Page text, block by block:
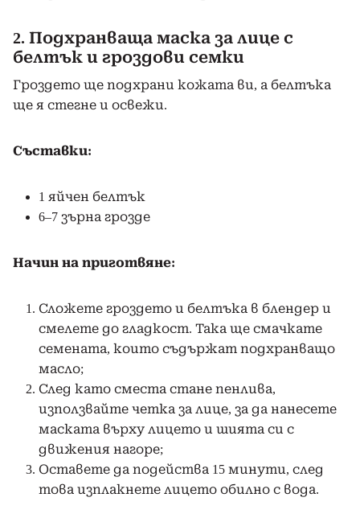
2. Подхранваща маска за лице с
белтък и гроздови семки
Гроздето ще подхрани кожата ви, а белтъка
ще я стегне и освежи.
Съставки:
1 яйчен белтък
6–7 зърна грозде
Начин на приготвяне:
Сложете гроздето и белтъка в блендер и
смелете до гладкост. Така ще смачкате
семената, които съдържат подхранващо
масло;
След като сместа стане пенлива,
използвайте четка за лице, за да нанесете
маската върху лицето и шията си с
движения нагоре;
Оставете да подейства 15 минути, след
това изплакнете лицето обилно с вода.